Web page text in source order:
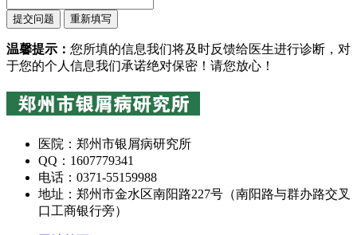
温馨提示： 您所填的信息我们将及时反馈给医生进行诊断，对
于您的个人信息我们承诺绝对保密！请您放心！
医院：郑州市银屑病研究所
QQ：1607779341
电话：0371-55159988
地址：郑州市金水区南阳路227号（南阳路与群办路交叉
口工商银行旁）